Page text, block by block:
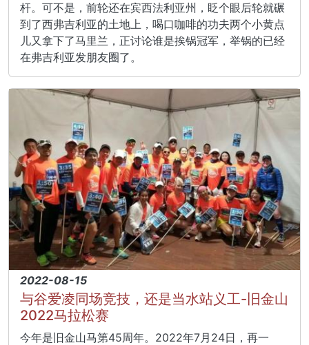
杆。可不是，前轮还在宾西法利亚州，眨个眼后轮就碾
到了西弗吉利亚的土地上，喝口咖啡的功夫两个小黄点
儿又拿下了马里兰，正讨论谁是挨锅冠军，举锅的已经
在弗吉利亚发朋友圈了。
与谷爱凌同场竞技，还是当水站义工-旧金山
2022马拉松赛
2022-08-15
今年是旧金山马第45周年。2022年7月24日，再一